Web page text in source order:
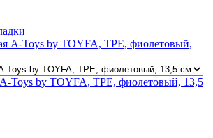
Toys by TOYFA, TPE, фиолетовый, 13,5